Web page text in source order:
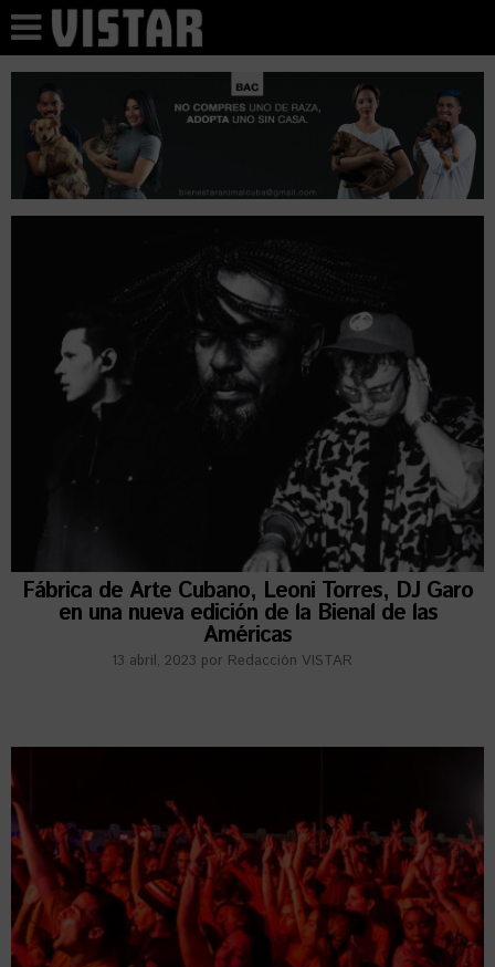
Fábrica de Arte Cubano, Leoni Torres, DJ Garo
en una nueva edición de la Bienal de las
Américas
13 abril, 2023 por Redacción VISTAR